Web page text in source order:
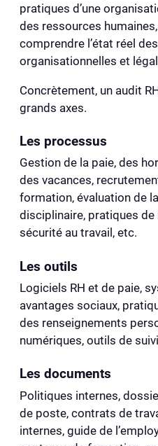
pratiques d’une
des ressources
comprendre l’état réel
organisationnelles et
Concrètement, un audit
grands axes.
Les processus
Gestion de la paie, des
des vacances,
formation, évaluation de
disciplinaire, pratiques
sécurité au travail, etc.
Les outils
Logiciels RH et de paie,
avantages sociaux,
des renseignements
numériques, outils de
Les documents
Politiques internes,
de poste, contrats de
internes, guide de